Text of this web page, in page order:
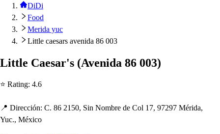
DiDi
Food
Merida yuc
Little caesars avenida 86 003
Little Caesar's (Avenida 86 003)
⭐ Rating: 4.6
📍 Dirección: C. 86 2150, Sin Nombre de Col 17, 97297 Mérida,
Yuc., México